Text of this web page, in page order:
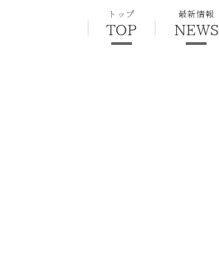
トップ
TOP
最新情報
NEWS